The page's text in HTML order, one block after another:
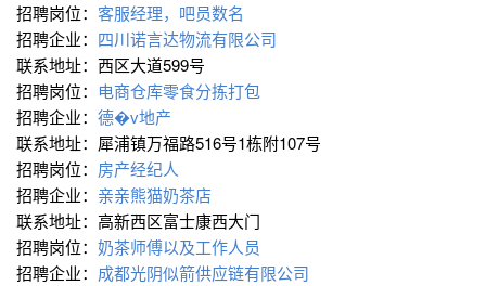
招聘岗位： 客服经理，吧员数名
招聘企业： 四川诺言达物流有限公司
联系地址：西区大道599号
招聘岗位： 电商仓库零食分拣打包
招聘企业： 德�v地产
联系地址：犀浦镇万福路516号1栋附107号
招聘岗位： 房产经纪人
招聘企业： 亲亲熊猫奶茶店
联系地址：高新西区富士康西大门
招聘岗位： 奶茶师傅以及工作人员
招聘企业： 成都光阴似箭供应链有限公司